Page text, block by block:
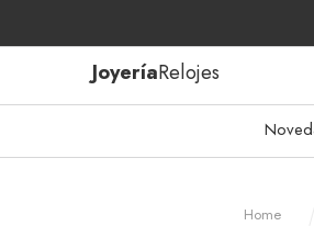
JoyeríaRelojes
Home